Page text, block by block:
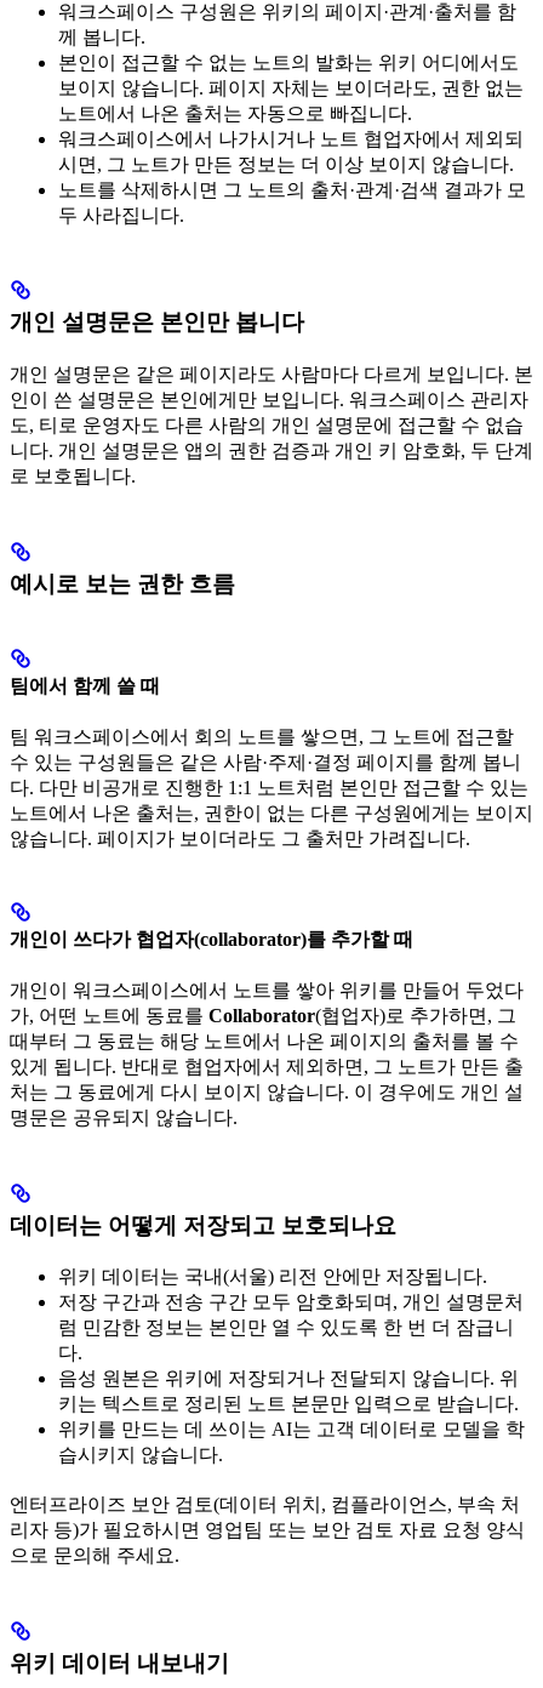
워크스페이스 구성원은 위키의 페이지·관계·출처를 함
께 봅니다.
본인이 접근할 수 없는 노트의 발화는 위키 어디에서도
보이지 않습니다. 페이지 자체는 보이더라도, 권한 없는
노트에서 나온 출처는 자동으로 빠집니다.
워크스페이스에서 나가시거나 노트 협업자에서 제외되
시면, 그 노트가 만든 정보는 더 이상 보이지 않습니다.
노트를 삭제하시면 그 노트의 출처·관계·검색 결과가 모
두 사라집니다.
개인 설명문은 본인만 봅니다
개인 설명문은 같은 페이지라도 사람마다 다르게 보입니다. 본
인이 쓴 설명문은 본인에게만 보입니다. 워크스페이스 관리자
도, 티로 운영자도 다른 사람의 개인 설명문에 접근할 수 없습
니다. 개인 설명문은 앱의 권한 검증과 개인 키 암호화, 두 단계
로 보호됩니다.
예시로 보는 권한 흐름
팀에서 함께 쓸 때
팀 워크스페이스에서 회의 노트를 쌓으면, 그 노트에 접근할
수 있는 구성원들은 같은 사람·주제·결정 페이지를 함께 봅니
다. 다만 비공개로 진행한 1:1 노트처럼 본인만 접근할 수 있는
노트에서 나온 출처는, 권한이 없는 다른 구성원에게는 보이지
않습니다. 페이지가 보이더라도 그 출처만 가려집니다.
개인이 쓰다가 협업자(collaborator)를 추가할 때
개인이 워크스페이스에서 노트를 쌓아 위키를 만들어 두었다
가, 어떤 노트에 동료를 Collaborator(협업자)로 추가하면, 그
때부터 그 동료는 해당 노트에서 나온 페이지의 출처를 볼 수
있게 됩니다. 반대로 협업자에서 제외하면, 그 노트가 만든 출
처는 그 동료에게 다시 보이지 않습니다. 이 경우에도 개인 설
명문은 공유되지 않습니다.
데이터는 어떻게 저장되고 보호되나요
위키 데이터는 국내(서울) 리전 안에만 저장됩니다.
저장 구간과 전송 구간 모두 암호화되며, 개인 설명문처
럼 민감한 정보는 본인만 열 수 있도록 한 번 더 잠급니
다.
음성 원본은 위키에 저장되거나 전달되지 않습니다. 위
키는 텍스트로 정리된 노트 본문만 입력으로 받습니다.
위키를 만드는 데 쓰이는 AI는 고객 데이터로 모델을 학
습시키지 않습니다.
엔터프라이즈 보안 검토(데이터 위치, 컴플라이언스, 부속 처
리자 등)가 필요하시면 영업팀 또는 보안 검토 자료 요청 양식
으로 문의해 주세요.
위키 데이터 내보내기